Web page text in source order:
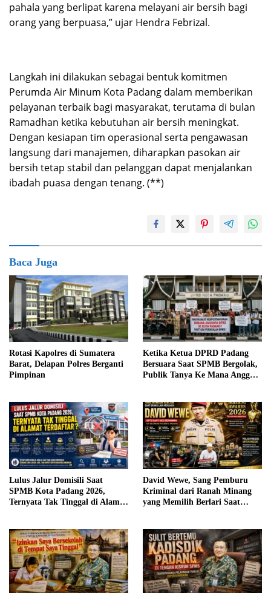
pahala yang berlipat karena melayani air bersih bagi
orang yang berpuasa,” ujar Hendra Febrizal.
Langkah ini dilakukan sebagai bentuk komitmen
Perumda Air Minum Kota Padang dalam memberikan
pelayanan terbaik bagi masyarakat, terutama di bulan
Ramadhan ketika kebutuhan air bersih meningkat.
Dengan kesiapan tim operasional serta pengawasan
langsung dari manajemen, diharapkan pasokan air
bersih tetap stabil dan pelanggan dapat menjalankan
ibadah puasa dengan tenang. (**)
Baca Juga
Rotasi Kapolres di Sumatera
Barat, Delapan Polres Berganti
Pimpinan
Ketika Ketua DPRD Padang
Bersuara Saat SPMB Bergolak,
Publik Tanya Ke Mana Anggota
Lulus Jalur Domisili Saat
SPMB Kota Padang 2026,
Ternyata Tak Tinggal di Alamat
David Wewe, Sang Pemburu
Kriminal dari Ranah Minang
yang Memilih Berlari Saat